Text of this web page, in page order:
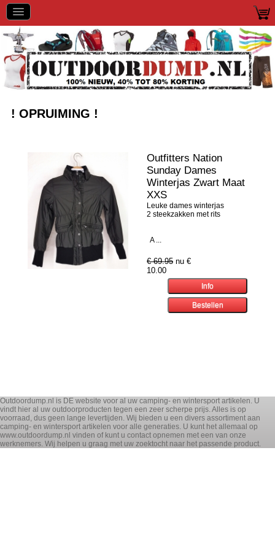
! OPRUIMING !
Outfitters Nation
Sunday Dames
Winterjas Zwart Maat
XXS
Leuke dames winterjas
2 steekzakken met rits
A ...
€ 69.95 nu €
10.00
Outdoordump.nl is DE website voor al uw camping- en wintersport artikelen. U
vindt hier al uw outdoorproducten tegen een zeer scherpe prijs. Alles is op
voorraad, dus geen lange levertijden. Wij bieden u een divers assortiment aan
camping- en wintersport artikelen voor alle generaties. U kunt het allemaal op
www.outdoordump.nl vinden of kunt u contact opnemen met een van onze
werknemers. Wij helpen u graag met uw zoektocht naar het passende product.